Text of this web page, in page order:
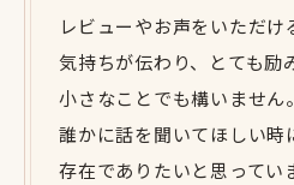
レビューやお声をいただ
気持ちが伝わり、とても励
小さなことでも構いません
誰かに話を聞いてほしい時
存在でありたいと思ってい